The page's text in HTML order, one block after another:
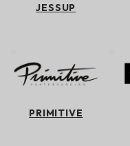
JESSUP
PRIMITIVE